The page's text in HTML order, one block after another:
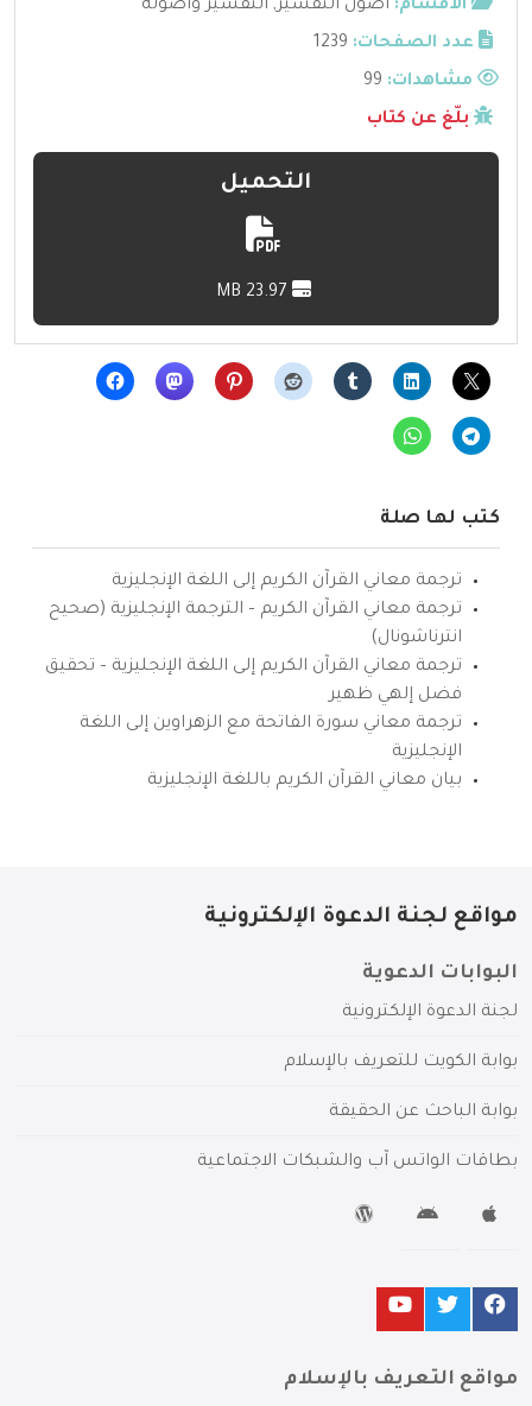
الأقسام: أصول التفسير, التفسير وأصوله
عدد الصفحات: 1239
مشاهدات:
بلّغ عن كتاب
التحميل
كتب لها صلة
ترجمة معاني القرآن الكريم إلى اللغة الإنجليزية
ترجمة معاني القرآن الكريم – الترجمة الإنجليزية (صحيح
انترناشونال)
ترجمة معاني القرآن الكريم إلى اللغة الإنجليزية – تحقيق
فضل إلهي ظهير
ترجمة معاني سورة الفاتحة مع الزهراوين إلى اللغة
الإنجليزية
بيان معاني القرآن الكريم باللغة الإنجليزية
مواقع لجنة الدعوة الإلكترونية
البوابات الدعوية
لجنة الدعوة الإلكترونية
بوابة الكويت للتعريف بالإسلام
بوابة الباحث عن الحقيقة
بطاقات الواتس آب والشبكات الاجتماعية
مواقع التعريف بالإسلام